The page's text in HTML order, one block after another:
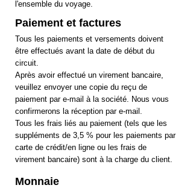
l'ensemble du voyage.
Paiement et factures
Tous les paiements et versements doivent
être effectués avant la date de début du
circuit.
Après avoir effectué un virement bancaire,
veuillez envoyer une copie du reçu de
paiement par e-mail à la société. Nous vous
confirmerons la réception par e-mail.
Tous les frais liés au paiement (tels que les
suppléments de 3,5 % pour les paiements par
carte de crédit/en ligne ou les frais de
virement bancaire) sont à la charge du client.
Monnaie